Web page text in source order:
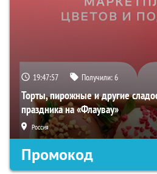
19:47:55 Получили:6
Торты, пирожные и другие
праздника на «Флаувау»
Россия
Промокод